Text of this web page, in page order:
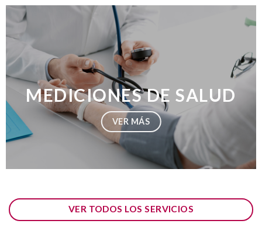
MEDICIONES DE SALUD
VER MÁS
VER TODOS LOS SERVICIOS